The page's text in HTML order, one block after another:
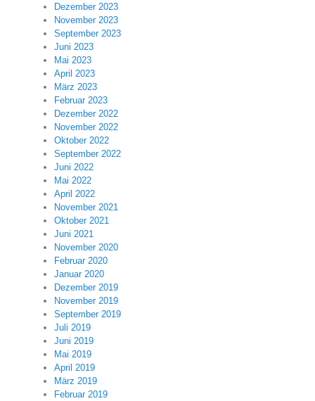
Dezember 2023
November 2023
September 2023
Juni 2023
Mai 2023
April 2023
März 2023
Februar 2023
Dezember 2022
November 2022
Oktober 2022
September 2022
Juni 2022
Mai 2022
April 2022
November 2021
Oktober 2021
Juni 2021
November 2020
Februar 2020
Januar 2020
Dezember 2019
November 2019
September 2019
Juli 2019
Juni 2019
Mai 2019
April 2019
März 2019
Februar 2019